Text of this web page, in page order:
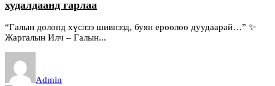
худалдаанд гарлаа
“Галын дөлөнд хүслээ шивнээд, буян ерөөлөө дуудаарай…” ✨
Жаргалын Илч – Галын...
Admin